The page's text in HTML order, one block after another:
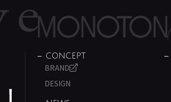
CONCEPT
BRAND
DESIGN